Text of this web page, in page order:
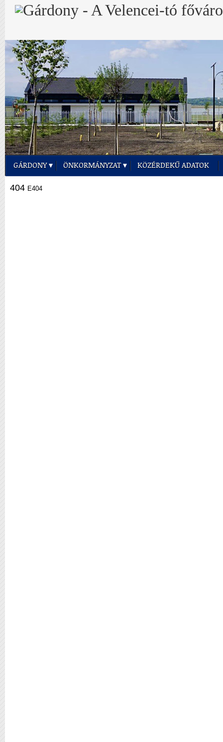
GÁRDONY ÖNKORMÁNYZAT KÖZÉRDEKŰ ADATOK
404 E404